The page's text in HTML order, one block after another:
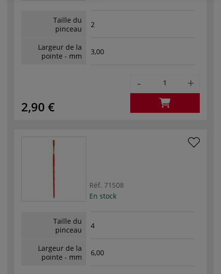
Taille du
pinceau
2
Largeur de la
pointe - mm
3,00
2,90 €
- +
Réf. 71508
En stock
Taille du
pinceau
4
Largeur de la
pointe - mm
6,00